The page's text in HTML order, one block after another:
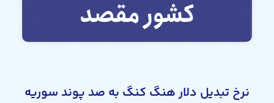
نرخ تبدیل دلار هنگ کنگ به صد پوند سوریه